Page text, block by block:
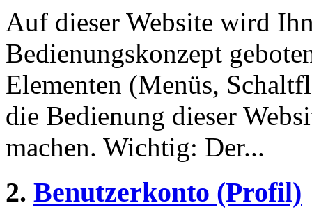
Auf dieser Website wird
Bedienungskonzept
Elementen (Menüs,
die Bedienung dieser
machen. Wichtig: Der...
2. Benutzerkonto (Profil)